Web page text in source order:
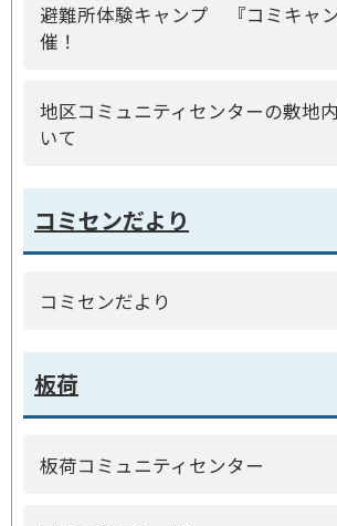
避難所体験キャンプ 『コミキャ
催！
地区コミュニティセンターの敷地
いて
コミセンだより
コミセンだより
板荷
板荷コミュニティセンター